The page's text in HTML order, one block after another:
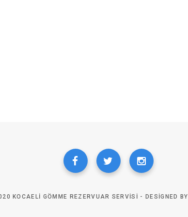
KOCAELI GÖMME REZERVUAR SERVISI - DESIGNED BY